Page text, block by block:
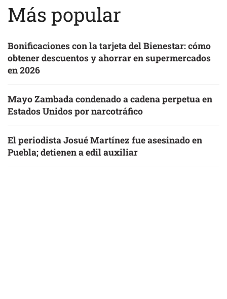
Más popular
Bonificaciones con la tarjeta del Bienestar: cómo
obtener descuentos y ahorrar en supermercados
en 2026
Mayo Zambada condenado a cadena perpetua en
Estados Unidos por narcotráfico
El periodista Josué Martínez fue asesinado en
Puebla; detienen a edil auxiliar